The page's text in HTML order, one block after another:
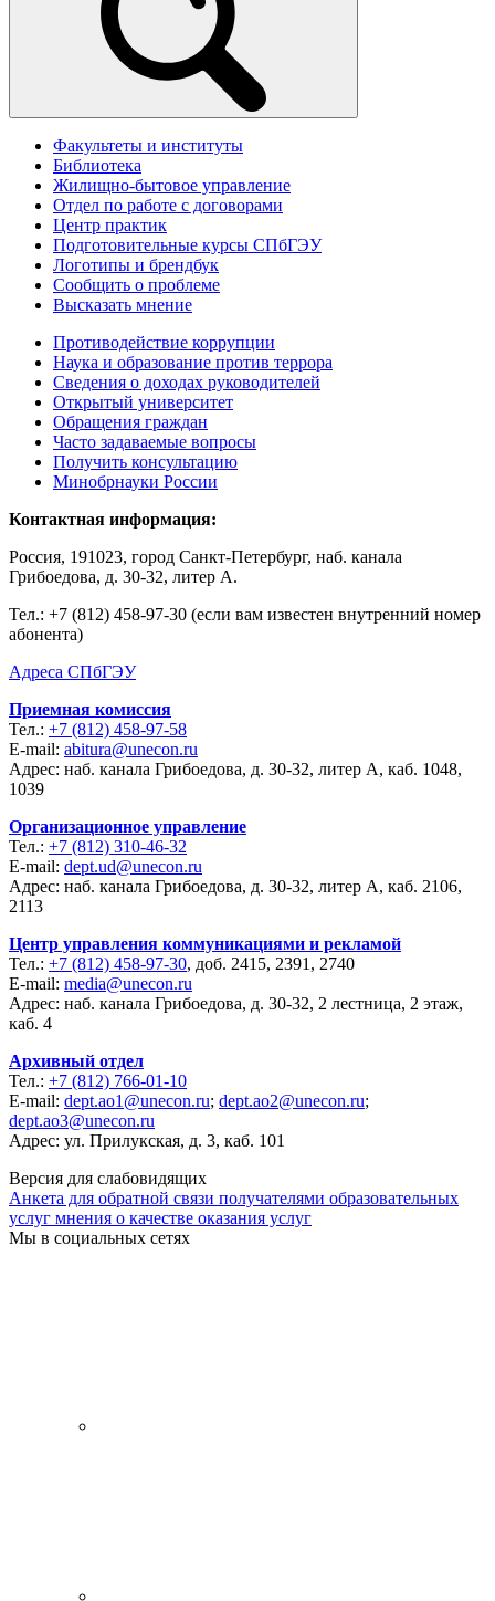
Факультеты и институты
Библиотека
Жилищно-бытовое управление
Отдел по работе с договорами
Центр практик
Подготовительные курсы СПбГЭУ
Логотипы и брендбук
Сообщить о проблеме
Высказать мнение
Противодействие коррупции
Наука и образование против террора
Сведения о доходах руководителей
Открытый университет
Обращения граждан
Часто задаваемые вопросы
Получить консультацию
Минобрнауки России
Контактная информация:
Россия, 191023, город Санкт-Петербург, наб. канала
Грибоедова, д. 30-32, литер А.
Тел.: +7 (812) 458-97-30 (если вам известен внутренний номер
абонента)
Адреса СПбГЭУ
Приемная комиссия
Тел.: +7 (812) 458-97-58
E-mail: abitura@unecon.ru
Адрес: наб. канала Грибоедова, д. 30-32, литер А, каб. 1048,
1039
Организационное управление
Тел.: +7 (812) 310-46-32
E-mail: dept.ud@unecon.ru
Адрес: наб. канала Грибоедова, д. 30-32, литер А, каб. 2106,
2113
Центр управления коммуникациями и рекламой
Тел.: +7 (812) 458-97-30, доб. 2415, 2391, 2740
E-mail: media@unecon.ru
Адрес: наб. канала Грибоедова, д. 30-32, 2 лестница, 2 этаж,
каб. 4
Архивный отдел
Тел.: +7 (812) 766-01-10
E-mail: dept.ao1@unecon.ru; dept.ao2@unecon.ru;
dept.ao3@unecon.ru
Адрес: ул. Прилукская, д. 3, каб. 101
Версия для слабовидящих
Анкета для обратной связи получателями образовательных
услуг мнения о качестве оказания услуг
Мы в социальных сетях